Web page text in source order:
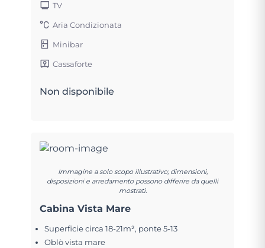
TV
Aria Condizionata
Minibar
Cassaforte
Non disponibile
Immagine a solo scopo illustrativo; dimensioni,
disposizioni e arredamento possono differire da quelli
mostrati.
Cabina Vista Mare
Superficie circa 18-21m², ponte 5-13
Oblò vista mare